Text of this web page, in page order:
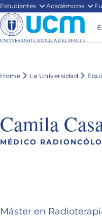
Estudiantes Académicos
Home La Universidad
Camila
MÉDICO
Máster en